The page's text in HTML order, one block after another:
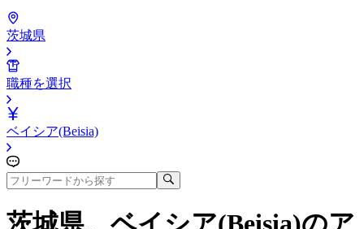
茨城県
職種を選択
ベイシア(Beisia)